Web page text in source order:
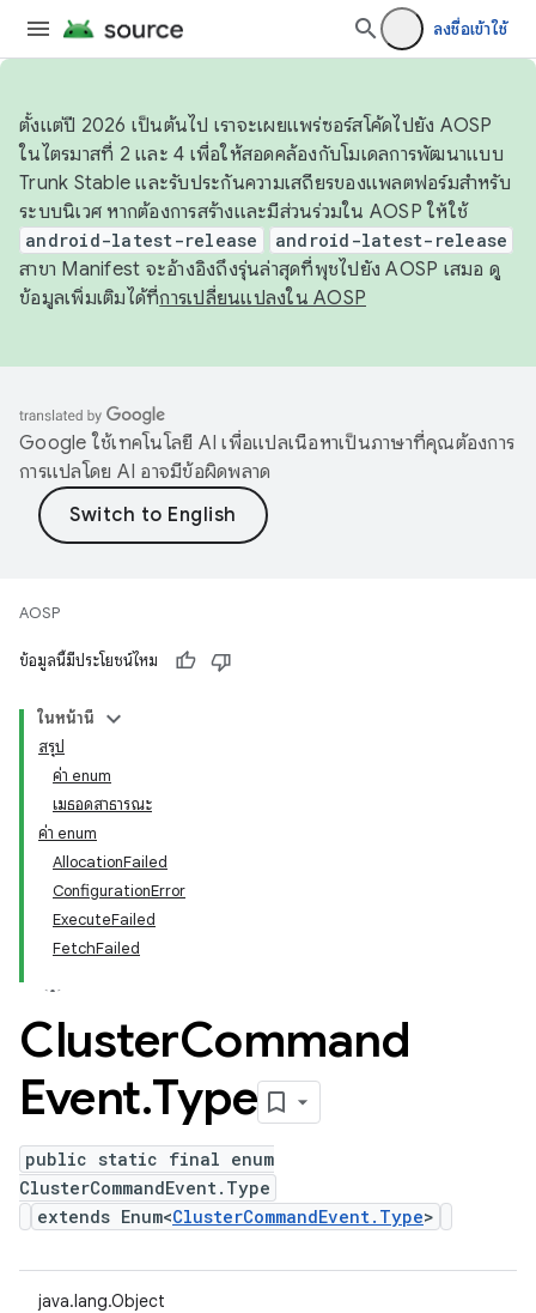
ลงชื่อเข้าใช้
ตั้งแต่ปี 2026 เป็นต้นไป เราจะเผยแพร่ซอร์สโค้ดไปยัง AOSP
ในไตรมาสที่ 2 และ 4 เพื่อให้สอดคล้องกับโมเดลการพัฒนาแบบ
Trunk Stable และรับประกันความเสถียรของแพลตฟอร์มสำหรับ
ระบบนิเวศ หากต้องการสร้างและมีส่วนร่วมใน AOSP ให้ใช้
android-latest-release android-latest-release
สาขา Manifest จะอ้างอิงถึงรุ่นล่าสุดที่พุชไปยัง AOSP เสมอ ดู
ข้อมูลเพิ่มเติมได้ที่การเปลี่ยนแปลงใน AOSP
Google ใช้เทคโนโลยี AI เพื่อแปลเนื้อหาเป็นภาษาที่คุณต้องการ
การแปลโดย AI อาจมีข้อผิดพลาด
AOSP
ข้อมูลนี้มีประโยชน์ไหม
ในหน้านี้
สรุป
ค่า enum
เมธอดสาธารณะ
ค่า enum
AllocationFailed
ConfigurationError
ExecuteFailed
FetchFailed
ClusterCommand
Event.Type
public static final enum
ClusterCommandEvent.Type
extends Enum<ClusterCommandEvent.Type>
java.lang.Object